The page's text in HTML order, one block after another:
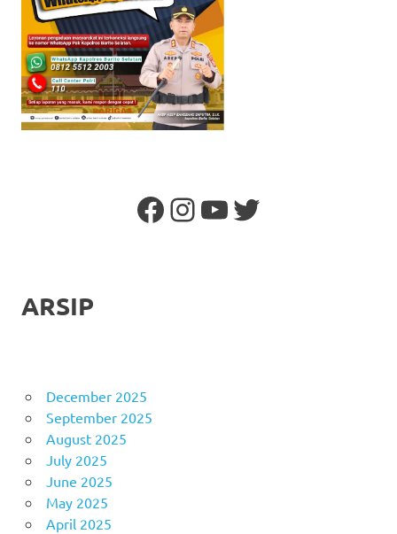
Facebook
Instagram
YouTube
Twitter
ARSIP
December 2025
September 2025
August 2025
July 2025
June 2025
May 2025
April 2025